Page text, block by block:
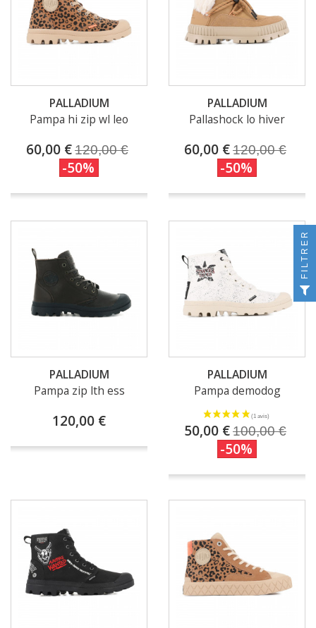
PALLADIUM
Pampa hi zip wl leo
60,00 €120,00 €
-50%
PALLADIUM
Pallashock lo hiver
60,00 €120,00 €
-50%
PALLADIUM
Pampa zip lth ess
120,00 €
PALLADIUM
Pampa demodog
50,00 €100,00 €
-50%
FILTRER